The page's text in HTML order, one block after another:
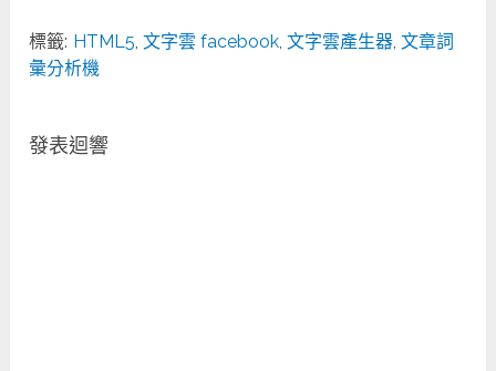
標籤: HTML5,文字雲 facebook,文字雲產生器,文章詞
彙分析機
發表迴響